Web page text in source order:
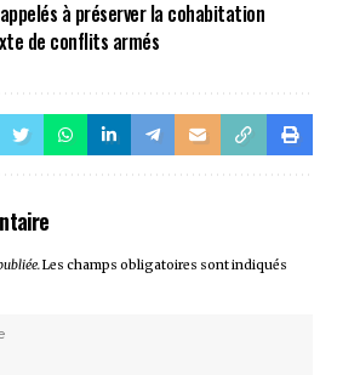
à préserver la cohabitation
de conflits armés
Les champs obligatoires sont indiqués